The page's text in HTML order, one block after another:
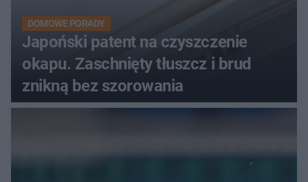
DOMOWE PORADY
Japoński patent na czyszczenie
okapu. Zaschnięty tłuszcz i brud
znikną bez szorowania